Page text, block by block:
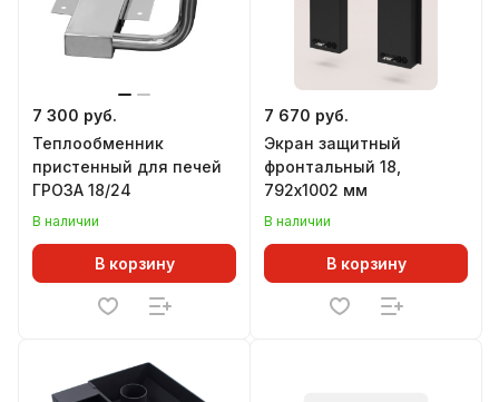
7 300 руб.
Теплообменник
пристенный для печей
ГРОЗА 18/24
В наличии
В корзину
7 670 руб.
Экран защитный
фронтальный 18,
792х1002 мм
В наличии
В корзину